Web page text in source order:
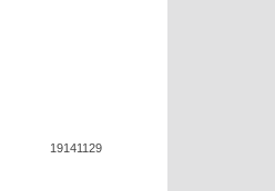
19141129